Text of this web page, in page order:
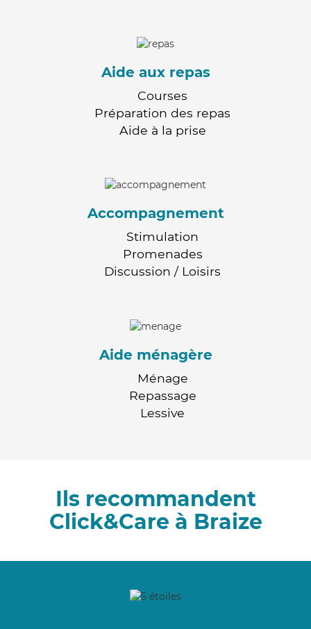
Aide aux repas
Courses
Préparation des repas
Aide à la prise
Accompagnement
Stimulation
Promenades
Discussion / Loisirs
Aide ménagère
Ménage
Repassage
Lessive
Ils recommandent
Click&Care à Braize